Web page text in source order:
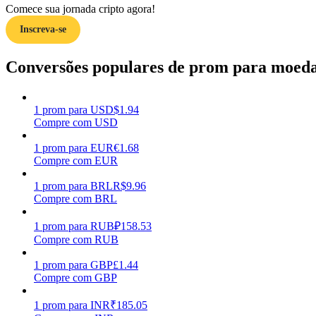
Guia
Estratégias de negociação
Aprenda como se manter lucrativo
Comece sua jornada cripto agora!
Inscreva-se
Conversões populares de prom para
1 prom para USD$1.94
Compre com USD
1 prom para EUR€1.68
Compre com EUR
1 prom para BRLR$9.96
Compre com BRL
1 prom para RUB₽158.53
Compre com RUB
1 prom para GBP£1.44
Compre com GBP
1 prom para INR₹185.05